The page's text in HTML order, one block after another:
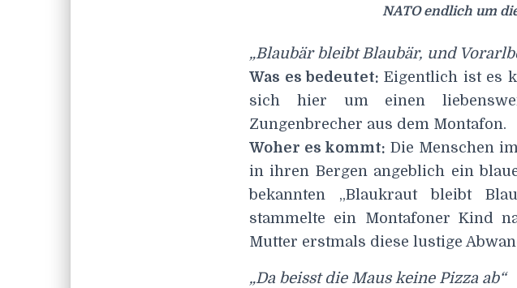
NATO endlich um
„Blaubär bleibt Blaubär, und
Was es bedeutet: Eigentlich ist es
sich hier um einen
Zungenbrecher aus dem Montafon.
Woher es kommt: Die Menschen
in ihren Bergen angeblich ein
bekannten „Blaukraut bleibt
stammelte ein Montafoner Kind
Mutter erstmals diese lustige
„Da beisst die Maus keine Pizza ab“